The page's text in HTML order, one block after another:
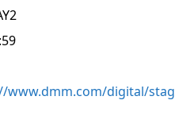
www.dmm.com/digital/